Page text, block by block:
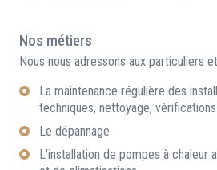
Nos métiers
Nous nous adressons aux particuliers
La maintenance régulière des
techniques, nettoyage,
Le dépannage
L'installation de pompes à chaleur